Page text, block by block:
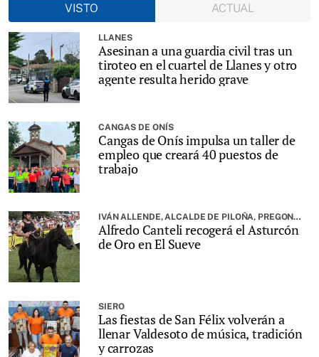
VISTO
ACTUAL
LLANES
Asesinan a una guardia civil tras un
tiroteo en el cuartel de Llanes y otro
agente resulta herido grave
CANGAS DE ONÍS
Cangas de Onís impulsa un taller de
empleo que creará 40 puestos de
trabajo
IVÁN ALLENDE, ALCALDE DE PILOÑA, PREGONARÁ LA FIESTA
Alfredo Canteli recogerá el Asturcón
de Oro en El Sueve
SIERO
Las fiestas de San Félix volverán a
llenar Valdesoto de música, tradición
y carrozas